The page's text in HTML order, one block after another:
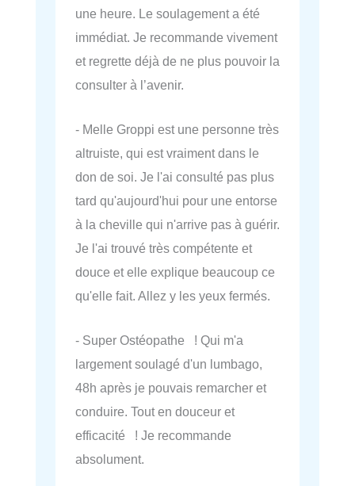
une heure. Le soulagement a été
immédiat. Je recommande vivement
et regrette déjà de ne plus pouvoir la
consulter à l’avenir.
- Melle Groppi est une personne très
altruiste, qui est vraiment dans le
don de soi. Je l'ai consulté pas plus
tard qu'aujourd'hui pour une entorse
à la cheville qui n'arrive pas à guérir.
Je l'ai trouvé très compétente et
douce et elle explique beaucoup ce
qu'elle fait. Allez y les yeux fermés.
- Super Ostéopathe ! Qui m'a
largement soulagé d'un lumbago,
48h après je pouvais remarcher et
conduire. Tout en douceur et
efficacité ! Je recommande
absolument.